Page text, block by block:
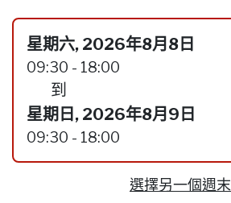
星期六, 2026年8月8日
09:30 - 18:00
到
星期日, 2026年8月9日
09:30 - 18:00
選擇另一個週末